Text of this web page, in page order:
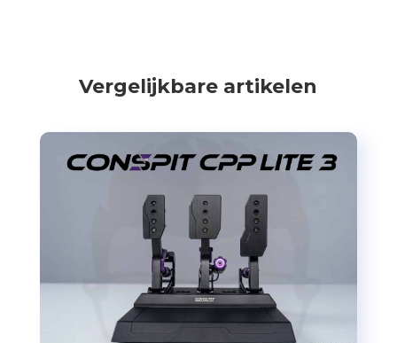
Vergelijkbare artikelen